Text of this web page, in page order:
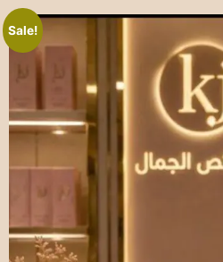
Sale!